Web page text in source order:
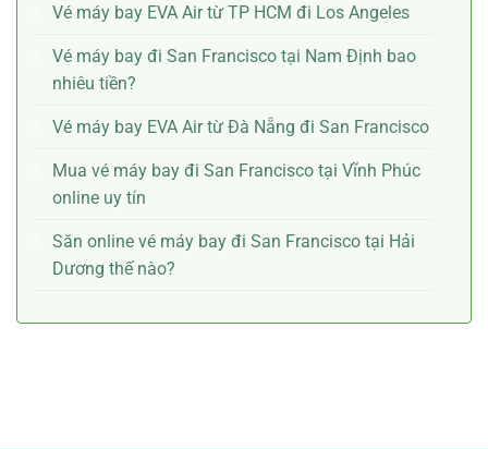
Vé máy bay EVA Air từ TP HCM đi Los Angeles
Vé máy bay đi San Francisco tại Nam Định bao
nhiêu tiền?
Vé máy bay EVA Air từ Đà Nẵng đi San Francisco
Mua vé máy bay đi San Francisco tại Vĩnh Phúc
online uy tín
Săn online vé máy bay đi San Francisco tại Hải
Dương thế nào?